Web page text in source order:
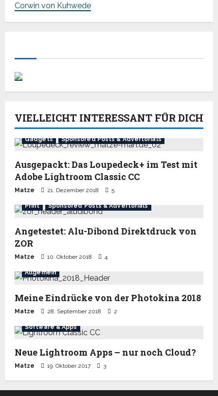
Corwin von Kuhwede
VIELLEICHT INTERESSANT FÜR DICH
Gadgets Sponsored Posts & Advertorials
Ausgepackt: Das Loupedeck+ im Test mit
Adobe Lightroom Classic CC
Matze 21. Dezember 2018 5
Print Sponsored Posts & Advertorials
Angetestet: Alu-Dibond Direktdruck von
ZOR
Matze 10. Oktober 2018 4
Allgemein
Meine Eindrücke von der Photokina 2018
Matze 28. September 2018 2
Software & Apps
Neue Lightroom Apps – nur noch Cloud?
Matze 19. Oktober 2017 3